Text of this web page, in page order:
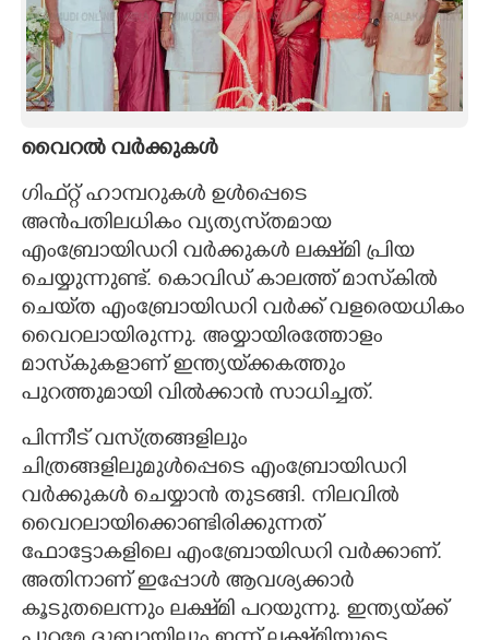
വൈറൽ വർക്കുകൾ
ഗിഫ്‌റ്റ് ഹാമ്പറുകൾ ഉൾപ്പെടെ
അൻപതിലധികം വ്യത്യസ്‌തമായ
എംബ്രോയിഡറി വർക്കുകൾ ലക്ഷ്‌മി പ്രിയ
ചെയ്യുന്നുണ്ട്. കൊവിഡ് കാലത്ത് മാസ്‌കിൽ
ചെയ്‌ത എംബ്രോയിഡറി വർക്ക് വളരെയധികം
വൈറലായിരുന്നു. അയ്യായിരത്തോളം
മാസ്‌കുകളാണ് ഇന്ത്യയ്‌ക്കകത്തും
പുറത്തുമായി വിൽക്കാൻ സാധിച്ചത്.
പിന്നീട് വസ്‌ത്രങ്ങളിലും
ചിത്രങ്ങളിലുമുൾപ്പെടെ എംബ്രോയിഡറി
വർക്കുകൾ ചെയ്യാൻ തുടങ്ങി. നിലവിൽ
വൈറലായിക്കൊണ്ടിരിക്കുന്നത്
ഫോട്ടോകളിലെ എംബ്രോയിഡറി വർക്കാണ്.
അതിനാണ് ഇപ്പോൾ ആവശ്യക്കാർ
കൂടുതലെന്നും ലക്ഷ്‌മി പറയുന്നു. ഇന്ത്യയ്‌ക്ക്